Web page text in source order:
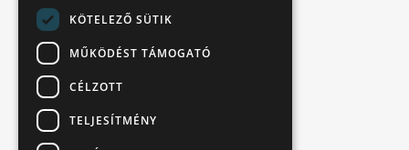
KÖTELEZŐ SÜTIK
MŰKÖDÉST TÁMOGATÓ
CÉLZOTT
TELJESÍTMÉNY